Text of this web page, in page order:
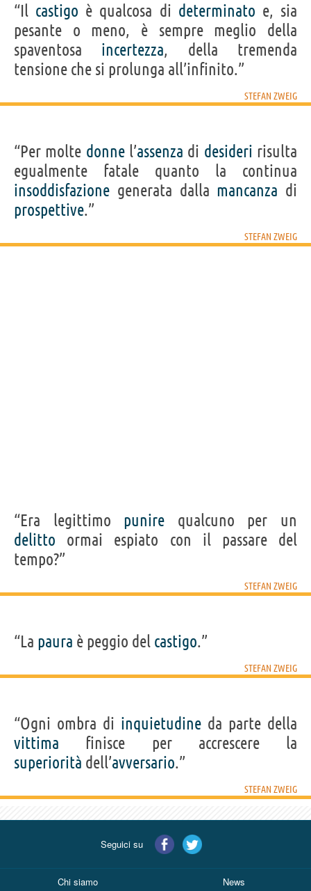
“Il castigo è qualcosa di determinato e, sia
pesante o meno, è sempre meglio della
spaventosa incertezza, della tremenda
tensione che si prolunga all’infinito.”
STEFAN ZWEIG
“Per molte donnel’assenza di desideri risulta
egualmente fatale quanto la continua
insoddisfazione generata dalla mancanza di
prospettive.”
STEFAN ZWEIG
“Era legittimo punire qualcuno per un
delitto ormai espiato con il passare del
tempo?”
STEFAN ZWEIG
“La paura è peggio del castigo.”
STEFAN ZWEIG
“Ogni ombra di inquietudine da parte della
vittima finisce per accrescere la
superiorità dell’avversario.”
STEFAN ZWEIG
Seguici su
Chi siamo News